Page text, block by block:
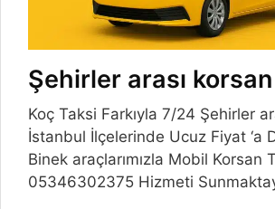
Şehirler arası
Koç Taksi Farkıyla 7/24 Şehirler
İstanbul İlçelerinde Ucuz Fiyat ‘a
Binek araçlarımızla Mobil Korsan
05346302375 Hizmeti